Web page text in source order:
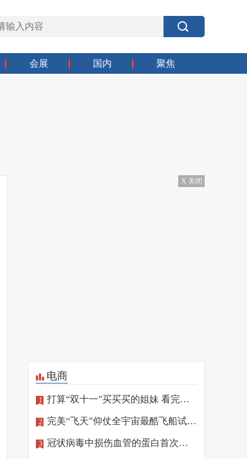
会展 国内 聚焦
X 关闭
电商
1 打算“双十一”买买买的姐妹 看完这篇再“剁手”
2 完美“飞天”仰仗全宇宙最酷飞船试驾员
3 冠状病毒中损伤血管的蛋白首次确定